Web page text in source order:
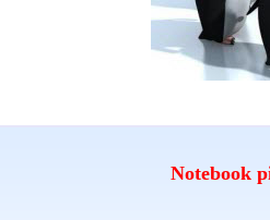
Notebook